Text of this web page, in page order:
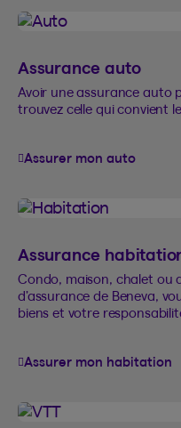
Assurance auto
Avoir une assurance auto
trouvez celle qui convient
Assurer mon auto
Assurance
Condo, maison, chalet ou
d’assurance de Beneva,
biens et votre
Assurer mon habitation